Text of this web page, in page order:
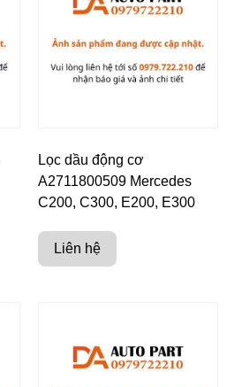
Lọc dầu động cơ
A2711800509 Mercedes
C200, C300, E200, E300
Liên hệ